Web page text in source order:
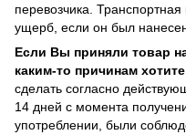
перевозчика.
ущерб, если он был
Если Вы приняли товар
каким-то причинам
сделать согласно
14 дней с момента
употреблении, были